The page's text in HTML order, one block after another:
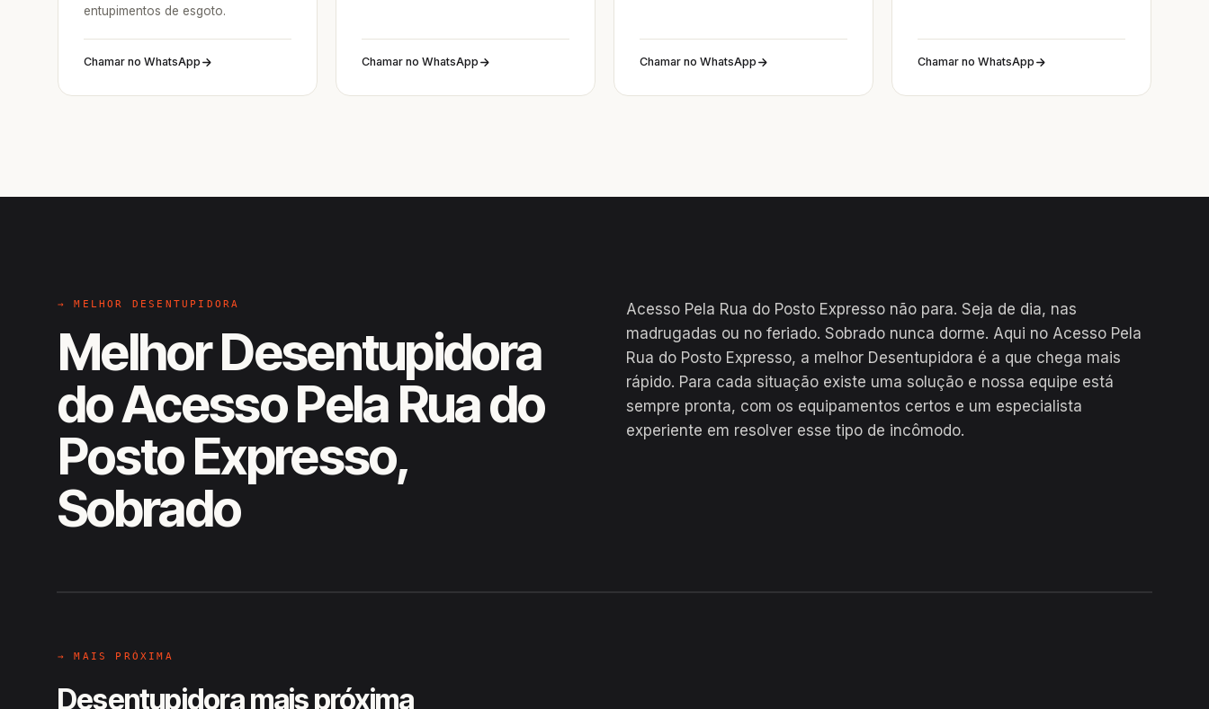
entupimentos de esgoto.
Chamar no WhatsApp Chamar no WhatsApp Chamar no WhatsApp Chamar no WhatsApp
→ MELHOR DESENTUPIDORA
Melhor Desentupidora
do Acesso Pela Rua do
Posto Expresso,
Sobrado
Acesso Pela Rua do Posto Expresso não para. Seja de dia, nas
madrugadas ou no feriado. Sobrado nunca dorme. Aqui no Acesso Pela
Rua do Posto Expresso, a melhor Desentupidora é a que chega mais
rápido. Para cada situação existe uma solução e nossa equipe está
sempre pronta, com os equipamentos certos e um especialista
experiente em resolver esse tipo de incômodo.
EM CAMPO
→ MAIS PRÓXIMA
Desentupidora mais próxima